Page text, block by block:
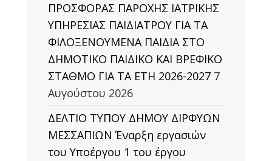
ΠΡΟΣΦΟΡΑΣ ΠΑΡΟΧΗΣ ΙΑΤΡΙΚΗΣ
ΥΠΗΡΕΣΙΑΣ ΠΑΙΔΙΑΤΡΟΥ ΓΙΑ ΤΑ
ΦΙΛΟΞΕΝΟΥΜΕΝΑ ΠΑΙΔΙΑ ΣΤΟ
ΔΗΜΟΤΙΚΟ ΠΑΙΔΙΚΟ ΚΑΙ ΒΡΕΦΙΚΟ
ΣΤΑΘΜΟ ΓΙΑ ΤΑ ΕΤΗ 2026-2027 7
Αυγούστου 2026
ΔΕΛΤΙΟ ΤΥΠΟΥ ΔΗΜΟΥ ΔΙΡΦΥΩΝ
ΜΕΣΣΑΠΙΩΝ Έναρξη εργασιών
του Υποέργου 1 του έργου